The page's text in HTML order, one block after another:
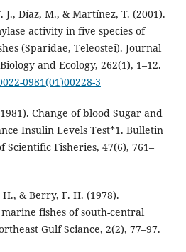
J., Díaz, M., & Martínez, T. (2001).
activity in five species of
(Sparidae, Teleostei). Journal
and Ecology, 262(1), 1–12.
0981(01)00228-3
Change of blood Sugar and
Insulin Levels Test*1. Bulletin
Scientific Fisheries, 47(6), 761–
& Berry, F. H. (1978).
fishes of south-central
Gulf Sciance, 2(2), 77–97.